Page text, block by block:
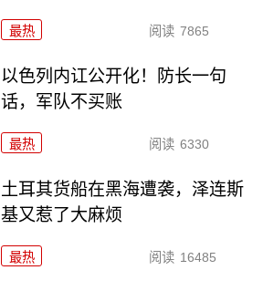
最热 阅读 7865
以色列内讧公开化！防长一句
话，军队不买账
最热 阅读 6330
土耳其货船在黑海遭袭，泽连斯
基又惹了大麻烦
最热 阅读 16485